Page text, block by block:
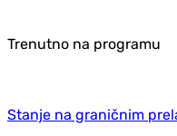
Trenutno na programu
Stanje na graničnim